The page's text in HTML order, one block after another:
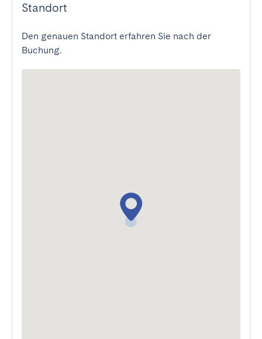
Standort
Den genauen Standort erfahren Sie nach der
Buchung.